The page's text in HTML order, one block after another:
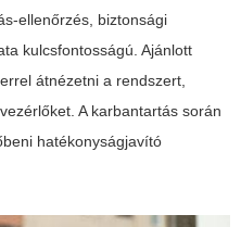
ellenőrzés, biztonsági
kulcsfontosságú. Ajánlott
átnézetni a rendszert,
A karbantartás során
hatékonyságjavító